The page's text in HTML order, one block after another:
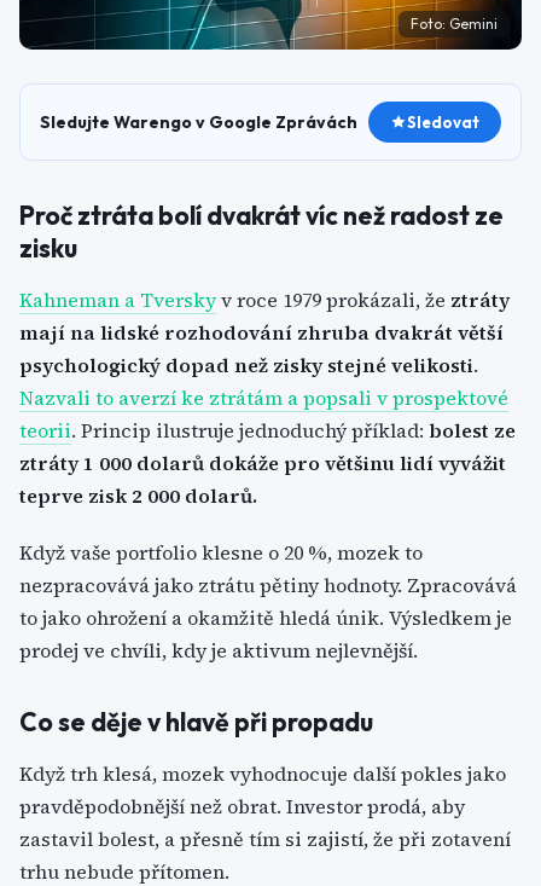
Foto: Gemini
Sledujte Warengo v Google Zprávách Sledovat
Proč ztráta bolí dvakrát víc než radost ze
zisku
Kahneman a Tverskyv roce 1979 prokázali, že ztráty
mají na lidské rozhodování zhruba dvakrát větší
psychologický dopad než zisky stejné velikosti.
Nazvali to averzí ke ztrátám a popsali v prospektové
teorii. Princip ilustruje jednoduchý příklad: bolest ze
ztráty 1 000 dolarů dokáže pro většinu lidí vyvážit
teprve zisk 2 000 dolarů.
Když vaše portfolio klesne o 20 %, mozek to
nezpracovává jako ztrátu pětiny hodnoty. Zpracovává
to jako ohrožení a okamžitě hledá únik. Výsledkem je
prodej ve chvíli, kdy je aktivum nejlevnější.
Co se děje v hlavě při propadu
Když trh klesá, mozek vyhodnocuje další pokles jako
pravděpodobnější než obrat. Investor prodá, aby
zastavil bolest, a přesně tím si zajistí, že při zotavení
trhu nebude přítomen.